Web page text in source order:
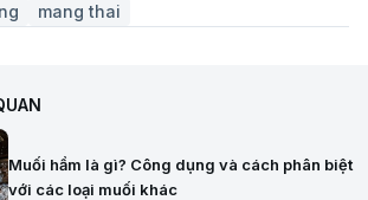
mang thai
Muối hầm là gì? Công dụng và cách phân biệt
với các loại muối khác